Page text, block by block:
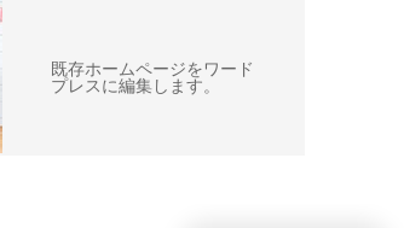
既存ホームページをワード
プレスに編集します。